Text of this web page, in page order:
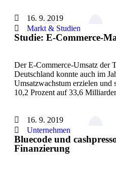
16. 9. 2019
Markt & Studien
Studie: E-Commerce-
Der E-Commerce-Umsatz der
Deutschland konnte auch im
Umsatzwachstum erzielen und
10,2 Prozent auf 33,6
16. 9. 2019
Unternehmen
Bluecode und
Finanzierung